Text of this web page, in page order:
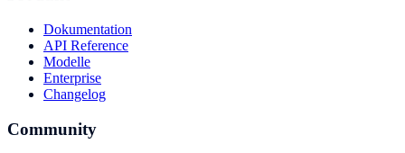
Dokumentation
API Reference
Modelle
Enterprise
Changelog
Community